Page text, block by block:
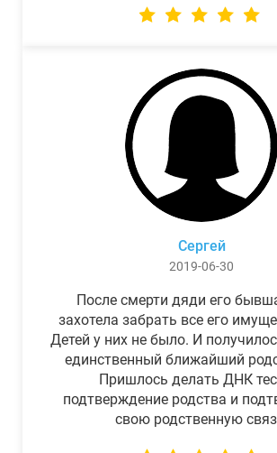
Сергей
2019-06-30
После смерти дяди его
захотела забрать все его
Детей у них не было. И
единственный ближайший
Пришлось делать ДНК
подтверждение родства и
свою родственную